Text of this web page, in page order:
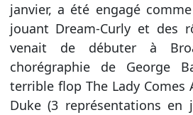
janvier, a été engagé
jouant Dream-Curly et des
venait de débuter à
chorégraphie de George
terrible flop The Lady Comes
Duke (3 représentations en